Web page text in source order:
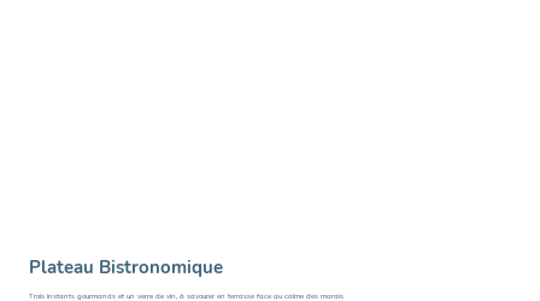
Plateau Bistronomique
Trois instants gourmands et un verre de vin, à savourer en terrasse face au calme des marais